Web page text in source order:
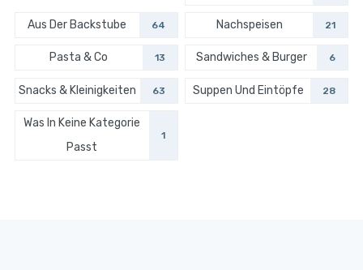
Aus Der Backstube 64 Nachspeisen 21
Pasta & Co 13 Sandwiches & Burger 6
Snacks & Kleinigkeiten 63 Suppen Und Eintöpfe 28
Was In Keine Kategorie
Passt
1